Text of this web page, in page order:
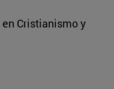
Cristianismo y